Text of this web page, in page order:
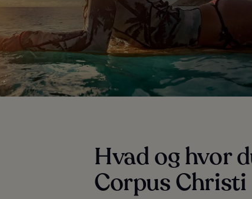
Hvad og hvor
Corpus Christi